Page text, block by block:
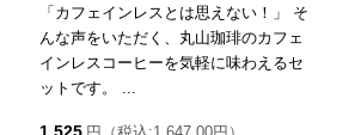
「カフェインレスとは思えない！」 そ
んな声をいただく、丸山珈琲のカフェ
インレスコーヒーを気軽に味わえるセ
ットです。 ...